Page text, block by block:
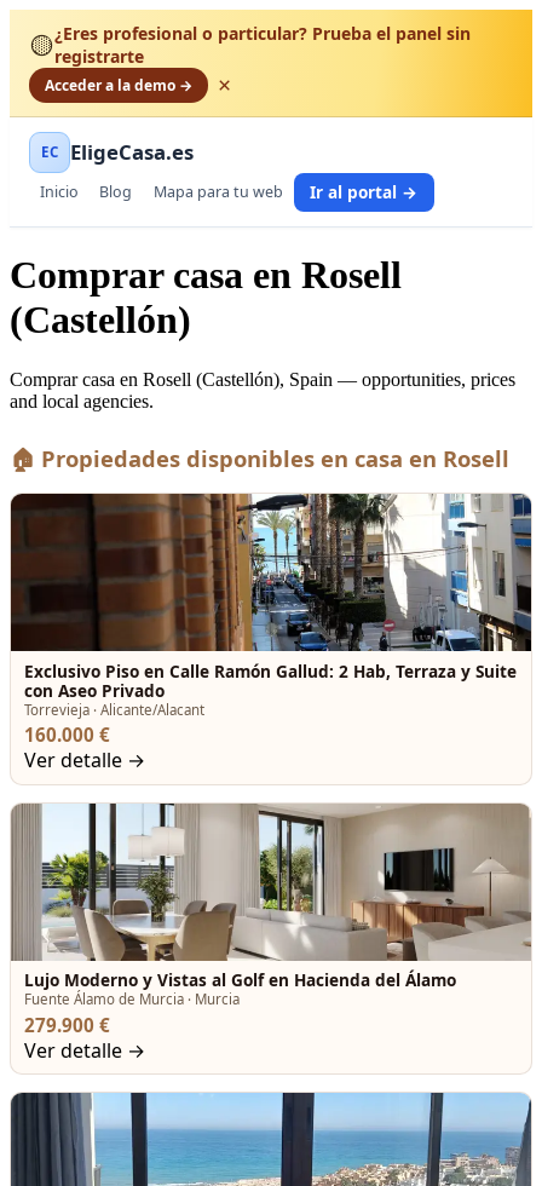
🟡¿Eres profesional o particular? Prueba el panel sin
registrarte
Acceder a la demo → ×
EC EligeCasa.es
Inicio Blog Mapa para tu web Ir al portal →
Comprar casa en Rosell
(Castellón)
Comprar casa en Rosell (Castellón), Spain — opportunities, prices
and local agencies.
🏠 Propiedades disponibles en casa en Rosell
Exclusivo Piso en Calle Ramón Gallud: 2 Hab, Terraza y Suite
con Aseo Privado
Torrevieja · Alicante/Alacant
160.000 €
Ver detalle →
Lujo Moderno y Vistas al Golf en Hacienda del Álamo
Fuente Álamo de Murcia · Murcia
279.900 €
Ver detalle →